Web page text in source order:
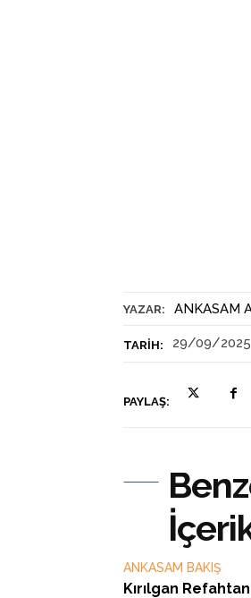
YAZAR: ANKASAM
TARIH: 29/09/2025
PAYLAŞ:
ANKASAM BAKIŞ
Kırılgan Refahtan